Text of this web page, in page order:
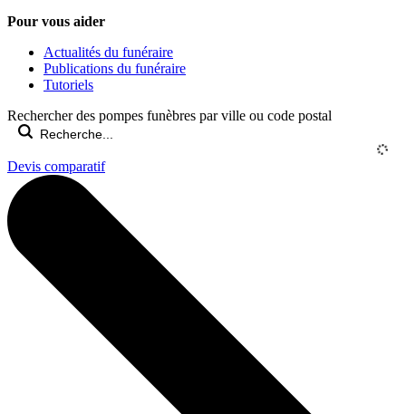
Pour vous aider
Actualités du funéraire
Publications du funéraire
Tutoriels
Rechercher des pompes funèbres par ville ou code postal
Devis comparatif